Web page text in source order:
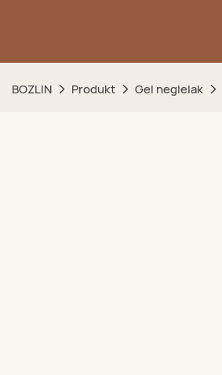
BOZLIN Produkt Gel neglelak